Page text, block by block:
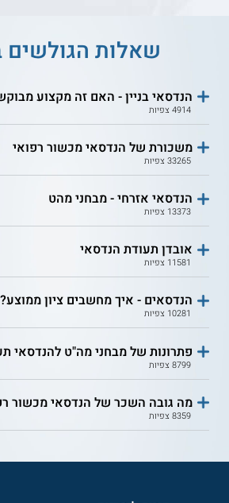
שאלות הגולשים
הנדסאי בניין - האם זה מקצוע
4914 צפיות
משכורת של הנדסאי מכשור רפואי
33265 צפיות
הנדסאי אזרחי - מבחני מהט
13373 צפיות
אובדן תעודת הנדסאי
11581 צפיות
הנדסאים - איך מחשבים ציון ממוצע?
10281 צפיות
פתרונות של מבחני מה"ט להנדסאי
8799 צפיות
מה גובה השכר של הנדסאי מכשור
8359 צפיות